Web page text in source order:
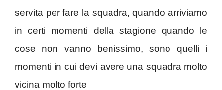
servita per fare la squadra, quando arriviamo
in certi momenti della stagione quando le
cose non vanno benissimo, sono quelli i
momenti in cui devi avere una squadra molto
vicina molto forte